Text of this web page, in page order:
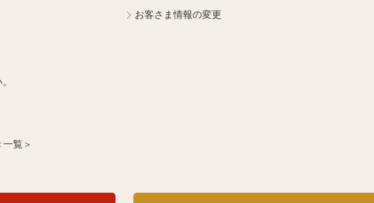
お客さま情報の変更
覧＞